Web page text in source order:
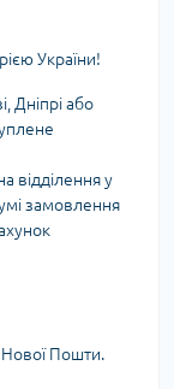
України!
Дніпрі або
відділення у
замовлення
Нової Пошти.